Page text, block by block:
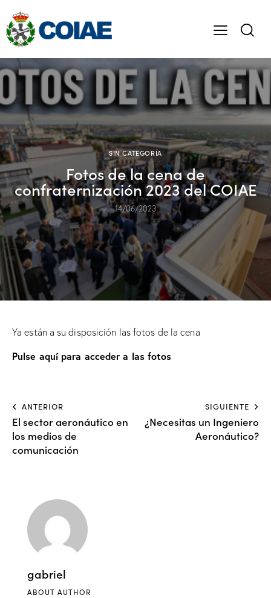
SIN CATEGORÍA
Fotos de la cena de
confraternización 2023 del COIAE
14/06/2023
Ya están a su disposición las fotos de la cena
Pulse aquí para acceder a las fotos
ANTERIOR
El sector aeronáutico en
los medios de
comunicación
SIGUIENTE
¿Necesitas un Ingeniero
Aeronáutico?
gabriel
ABOUT AUTHOR